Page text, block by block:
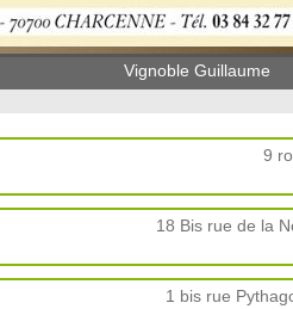
Vignoble Guillaume
9
18 Bis rue de la
1 bis rue